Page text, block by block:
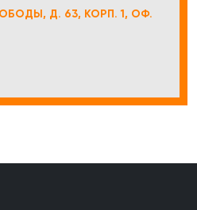
Д. 63, КОРП. 1, ОФ.